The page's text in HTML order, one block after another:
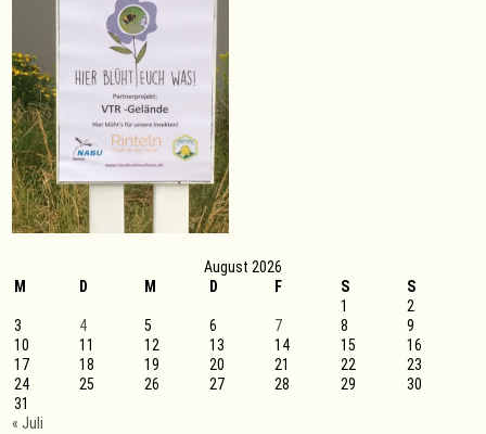
August 2026
M
D M D F S
S
1
2
3
4 5 6 7 8
9
10
11 12 13 14 15
16
17
18 19 20 21 22
23
24
25 26 27 28 29
30
31
« Juli